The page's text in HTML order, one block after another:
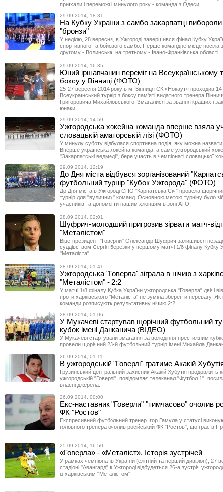
приїхали і переможці минулого року - команда з Одеси.
29.09.2014, 18:31
На Кубку України з самбо закарпатці вибороли
"бронзи"
У неділю, 28 вересня, в Ужгороді завершився фінал Кубку
спортивного та бойового самбо. Перше командне місце посіла
другому - Волинська, на третьому - Івано-Франківська області.
29.09.2014, 16:35
Юний іршавчанин переміг на Всеукраїнському
боксу у Вінниці (ФОТО)
25-27 вересня 2014 року в м. Вінниця СК «Нокаут» проходив
Всеукраїнський турнір з боксу пам'яті видатного тренера
Григоровича Михайловського. Змагалися за звання кращих і
юнаки.
29.09.2014, 14:59
Ужгородська хокейна команда вперше взяла
словацькій аматорській лізі (ФОТО)
У минулу суботу відбулася cпортивна подія, яку можна
Вперше українська хокейна команда, а саме ужгородський
"Закарпатські ведмеді", бере участь в чемпіонаті словацької
29.09.2014, 12:19
До Дня міста відбувся зорганізований
футбольний турнір "Кубок Ужгорода" (ФОТО)
До Дня міста в Ужгороді СПО "Карпатська Січ" провела
турнір для "вуличних" команд. Основною метою турніну було
учасників та допомогти нашим хлопцям в зоні АТО.
28.09.2014, 02:01
Шуфрич-молодший пригрозив зірвати матч-
"Металістом"
Віце-президент "Говерли" Олександр Шуфрич залишився
суддівством Сергія Березки у першому матчі 1/8 фіналу Кубку
"Металіста"
28.09.2014, 01:41
Ужгородська "Говерла" зіграла в нічию з
"Металістом" - 2:2
У матчі 1/8 фіналу Кубка України ужгородська "Говерла" двічі
проти харківського "Металіста" не зуміла зберегти перевагу. Як
команди розписують результативну нічию 2:2.
28.09.2014, 01:06
У Мукачеві стартував щорічний футбольний
кубок імені Данканича (ВІДЕО)
У Мукачеві стартували змагання за володіння престижним
провели щорічний 23-й футбольний турнір імені Михайла
26.09.2014, 01:11
В ужгородській "Говерлі" гратиме Акакій
Грузинський центральний захисник Акакій Хубутія продовжить
ужгородській "Говерлі", повідомляє телеканал "Футбол 1",
власні джерела.
26.09.2014, 00:00
Екс-наставник "Говерли" "тимчасово" очолив
ФК "Ростов"
Експресивний футбольний тренер Ігор Гамула у статусі
головного тренера очолив російський ФК "Ростов", що грає в
25.09.2014, 16:50
«Говерла» - «Металіст». Історія зустрічей
У рамках чемпіонатів України (елітний та перший дивізіон), 27
стадіоні "Авангард" в Ужгороді відбудеться 26-а зустріч
із харківським "Металістом".